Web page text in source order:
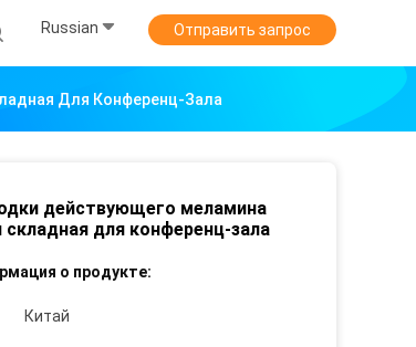
Russian Отправить запрос
Для Конференц-Зала
действующего меламина
складная для конференц-зала
о продукте:
Китай